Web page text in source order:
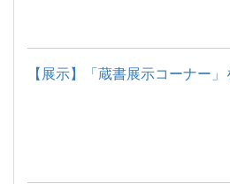
【展示】「蔵書展示コーナー